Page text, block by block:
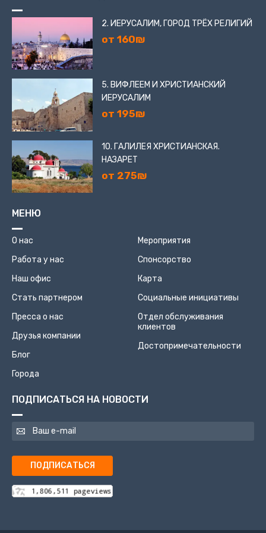
2. ИЕРУСАЛИМ, ГОРОД ТРЁХ РЕЛИГИЙ
от 160₪
5. ВИФЛЕЕМ И ХРИСТИАНСКИЙ
ИЕРУСАЛИМ
от 195₪
10. ГАЛИЛЕЯ ХРИСТИАНСКАЯ.
НАЗАРЕТ
от 275₪
МЕНЮ
О нас
Работа у нас
Наш офис
Стать партнером
Пресса о нас
Друзья компании
Блог
Города
Мероприятия
Спонсорство
Карта
Социальные инициативы
Отдел обслуживания
клиентов
Достопримечательности
ПОДПИСАТЬСЯ НА НОВОСТИ
ПОДПИСАТЬСЯ